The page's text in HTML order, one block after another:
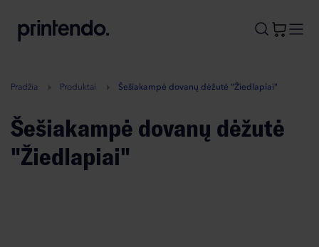
A
Pradžia Produktai Šešiakampė dovanų dėžutė "Žiedlapiai"
Šešiakampė dovanų dėžutė
"Žiedlapiai"